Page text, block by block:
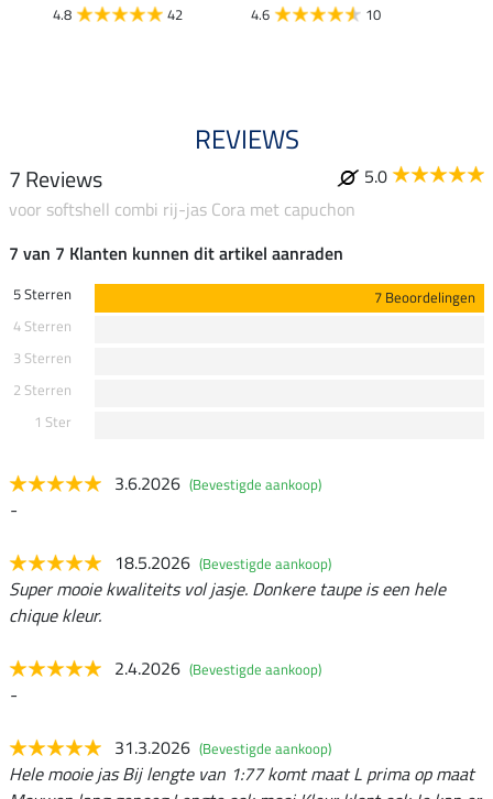
4.8 42 4.6 10
REVIEWS
7 Reviews
5.0
voor softshell combi rij-jas Cora met capuchon
7 van 7 Klanten kunnen dit artikel aanraden
5 Sterren
7 Beoordelingen
4 Sterren
3 Sterren
2 Sterren
1 Ster
3.6.2026 (Bevestigde aankoop)
-
18.5.2026 (Bevestigde aankoop)
Super mooie kwaliteits vol jasje. Donkere taupe is een hele
chique kleur.
2.4.2026 (Bevestigde aankoop)
-
31.3.2026 (Bevestigde aankoop)
Hele mooie jas Bij lengte van 1:77 komt maat L prima op maat